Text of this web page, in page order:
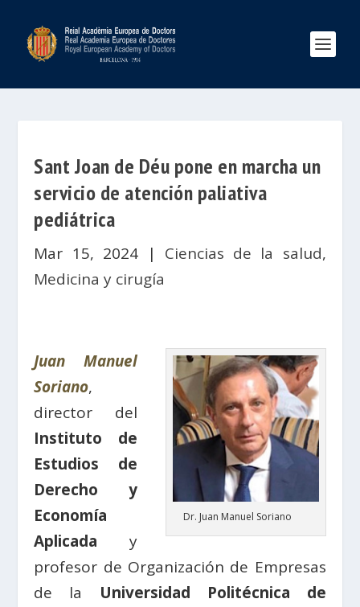
Sant Joan de Déu pone en marcha un
servicio de atención paliativa
pediátrica
Mar 15, 2024| Ciencias de la salud,
Medicina y cirugía
Dr. Juan Manuel Soriano
Juan Manuel
Soriano,
director del
Instituto de
Estudios de
Derecho y
Economía
Aplicada y
profesor de Organización de Empresas
de la Universidad Politécnica de